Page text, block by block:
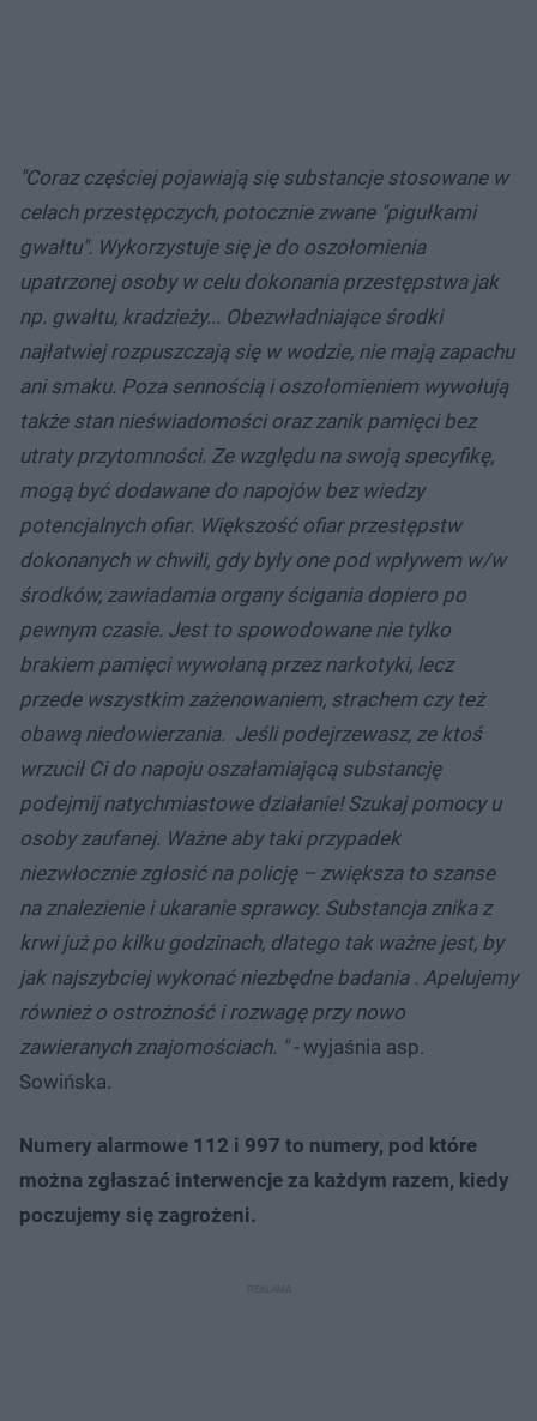
"Coraz częściej pojawiają się substancje stosowane w
celach przestępczych, potocznie zwane "pigułkami
gwałtu". Wykorzystuje się je do oszołomienia
upatrzonej osoby w celu dokonania przestępstwa jak
np. gwałtu, kradzieży... Obezwładniające środki
najłatwiej rozpuszczają się w wodzie, nie mają zapachu
ani smaku. Poza sennością i oszołomieniem wywołują
także stan nieświadomości oraz zanik pamięci bez
utraty przytomności. Ze względu na swoją specyfikę,
mogą być dodawane do napojów bez wiedzy
potencjalnych ofiar. Większość ofiar przestępstw
dokonanych w chwili, gdy były one pod wpływem w/w
środków, zawiadamia organy ścigania dopiero po
pewnym czasie. Jest to spowodowane nie tylko
brakiem pamięci wywołaną przez narkotyki, lecz
przede wszystkim zażenowaniem, strachem czy też
obawą niedowierzania. Jeśli podejrzewasz, ze ktoś
wrzucił Ci do napoju oszałamiającą substancję
podejmij natychmiastowe działanie! Szukaj pomocy u
osoby zaufanej. Ważne aby taki przypadek
niezwłocznie zgłosić na policję – zwiększa to szanse
na znalezienie i ukaranie sprawcy. Substancja znika z
krwi już po kilku godzinach, dlatego tak ważne jest, by
jak najszybciej wykonać niezbędne badania . Apelujemy
również o ostrożność i rozwagę przy nowo
zawieranych znajomościach. " -wyjaśnia asp.
Sowińska.
Numery alarmowe 112 i 997 to numery, pod które
można zgłaszać interwencje za każdym razem, kiedy
poczujemy się zagrożeni.